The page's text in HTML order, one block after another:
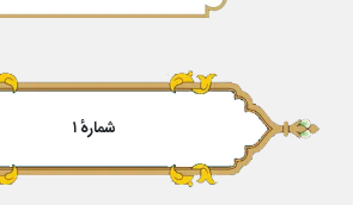
شمارهٔ ۱